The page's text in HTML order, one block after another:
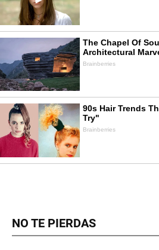
NO TE PIERDAS